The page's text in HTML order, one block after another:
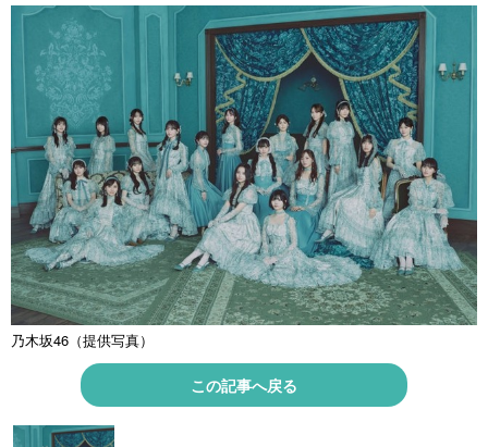
コメントポスト アリ／ナシ
リリース ショップ
登録・ログイン/マイルーム
乃木坂46（提供写真）
この記事へ戻る